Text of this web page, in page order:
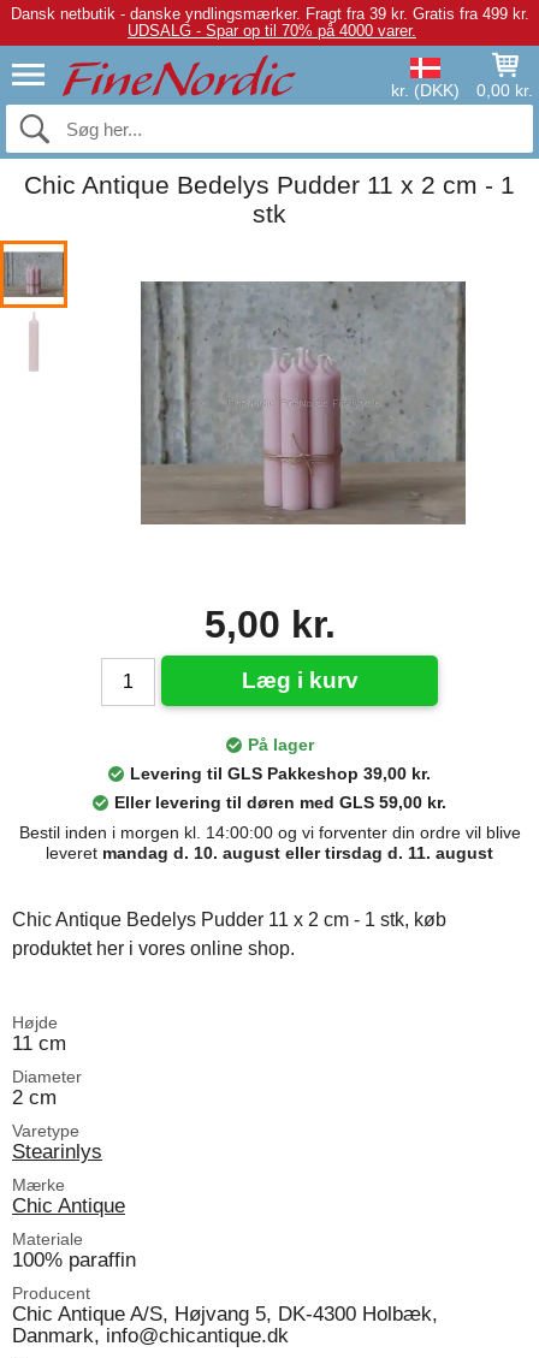
Dansk netbutik - danske yndlingsmærker. Fragt fra 39 kr. Gratis fra 499 kr.
UDSALG - Spar op til 70% på 4000 varer.
kr. (DKK) 0,00 kr.
Chic Antique Bedelys Pudder 11 x 2 cm - 1
stk
5,00 kr.
Læg i kurv
På lager
Levering til GLS Pakkeshop 39,00 kr.
Eller levering til døren med GLS 59,00 kr.
Bestil inden i morgen kl. 14:00:00 og vi forventer din ordre vil blive
leveret mandag d. 10. august eller tirsdag d. 11. august
Chic Antique Bedelys Pudder 11 x 2 cm - 1 stk, køb
produktet her i vores online shop.
Højde
11 cm
Diameter
2 cm
Varetype
Stearinlys
Mærke
Chic Antique
Materiale
100% paraffin
Producent
Chic Antique A/S, Højvang 5, DK-4300 Holbæk,
Danmark, info@chicantique.dk